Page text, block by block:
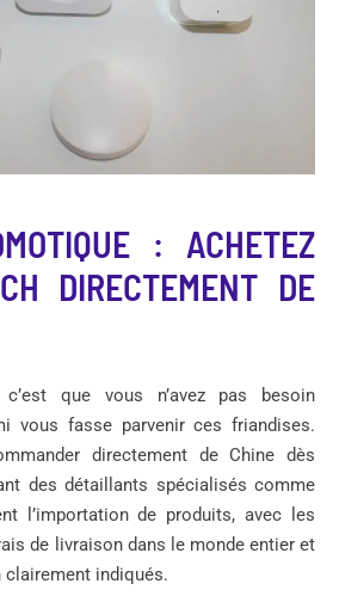
: ACHETEZ
DIRECTEMENT DE
que vous n’avez pas besoin
vous fasse parvenir ces friandises.
directement de Chine dès
des détaillants spécialisés comme
l’importation de produits, avec les
de livraison dans le monde entier et
clairement indiqués.